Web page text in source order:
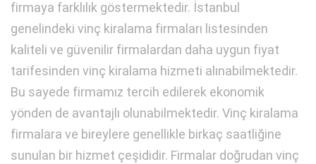
firmaya farklılık göstermektedir. İstanbul
genelindeki vinç kiralama firmaları listesinden
kaliteli ve güvenilir firmalardan daha uygun fiyat
tarifesinden vinç kiralama hizmeti alınabilmektedir.
Bu sayede firmamız tercih edilerek ekonomik
yönden de avantajlı olunabilmektedir. Vinç kiralama
firmalara ve bireylere genellikle birkaç saatliğine
sunulan bir hizmet çeşididir. Firmalar doğrudan vinç